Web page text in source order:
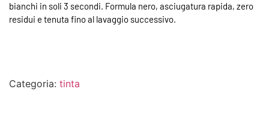
bianchi in soli 3 secondi. Formula nero, asciugatura rapida, zero
residui e tenuta fino al lavaggio successivo.
Categoria: tinta